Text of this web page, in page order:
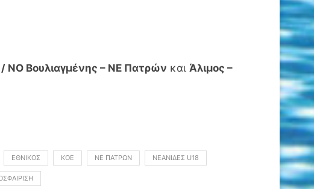
ΝΟ Βουλιαγμένης – ΝΕ Πατρών και Άλιμος –
ΕΘΝΙΚΌΣ ΚΟΕ ΝΕ ΠΑΤΡΏΝ ΝΕΑΝΊΔΕΣ U18